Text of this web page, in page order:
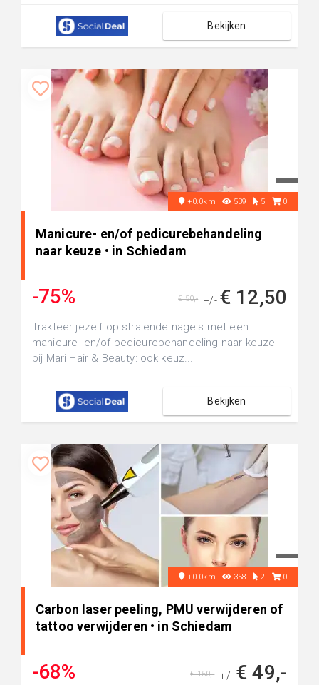
Bekijken
+0.0km 539 5 0
Manicure- en/of pedicurebehandeling
naar keuze • in Schiedam
-75% +/- € 12,50
€ 50,-
Trakteer jezelf op stralende nagels met een
manicure- en/of pedicurebehandeling naar keuze
bij Mari Hair & Beauty: ook keuz...
Bekijken
+0.0km 358 2 0
Carbon laser peeling, PMU verwijderen of
tattoo verwijderen • in Schiedam
-68% +/- € 49,-
€ 150,-